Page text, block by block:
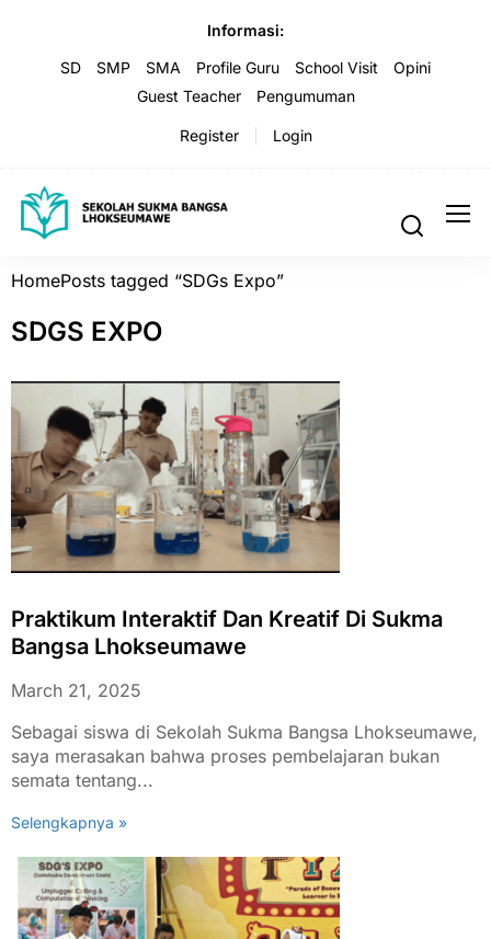
Informasi:
SD
SMP SMA Profile Guru School Visit
Opini
Guest Teacher
Pengumuman
Register Login
HomePosts tagged “SDGs Expo”
SDGS EXPO
Praktikum Interaktif Dan Kreatif Di Sukma
Bangsa Lhokseumawe
March 21, 2025
Sebagai siswa di Sekolah Sukma Bangsa Lhokseumawe,
saya merasakan bahwa proses pembelajaran bukan
semata tentang...
Selengkapnya »